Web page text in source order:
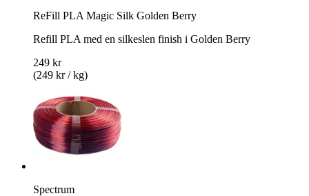
ReFill PLA Magic Silk Golden Berry
Refill PLA med en silkeslen finish i Golden Berry
249 kr
(249 kr / kg)
Spectrum